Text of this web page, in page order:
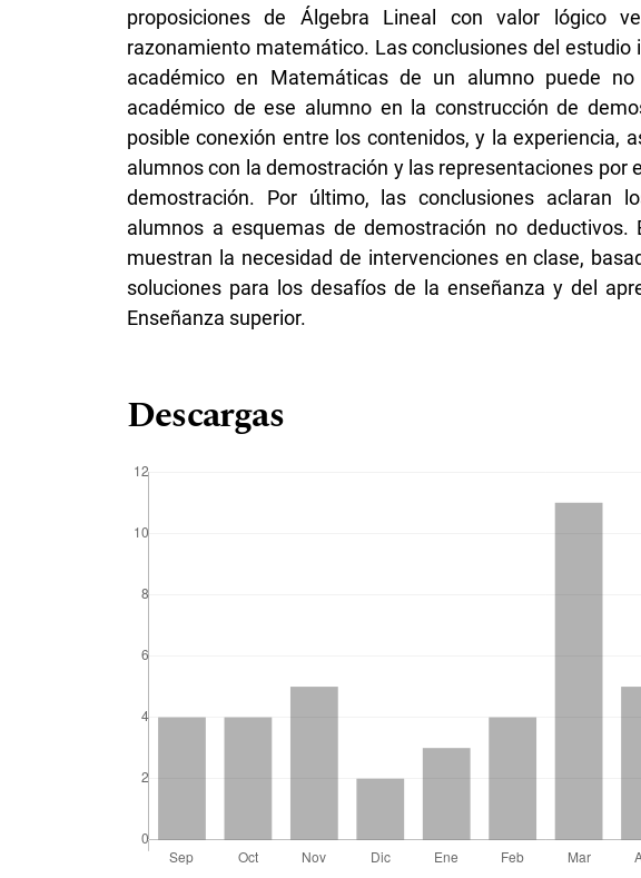
proposiciones de Álgebra Lineal con valor lógico
razonamiento matemático. Las conclusiones del estudio
académico en Matemáticas de un alumno puede
académico de ese alumno en la construcción de
posible conexión entre los contenidos, y la experiencia,
alumnos con la demostración y las representaciones por
demostración. Por último, las conclusiones aclaran
alumnos a esquemas de demostración no
muestran la necesidad de intervenciones en clase,
soluciones para los desafíos de la enseñanza y del
Enseñanza superior.
Descargas